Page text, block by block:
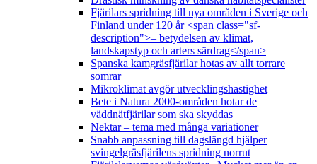
Fjärilars spridning till nya områden i Sverige och
Finland under 120 år <span class="sf-
description">– betydelsen av klimat,
landskapstyp och arters särdrag</span>
Spanska kamgräsfjärilar hotas av allt torrare
somrar
Mikroklimat avgör utvecklingshastighet
Bete i Natura 2000-områden hotar de
väddnätfjärilar som ska skyddas
Nektar – tema med många variationer
Snabb anpassning till dagslängd hjälper
svingelgräsfjärilens spridning norrut